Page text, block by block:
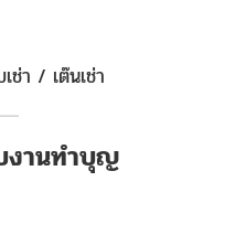
ช่า / เต๊นเช่า
งานทำบุญ